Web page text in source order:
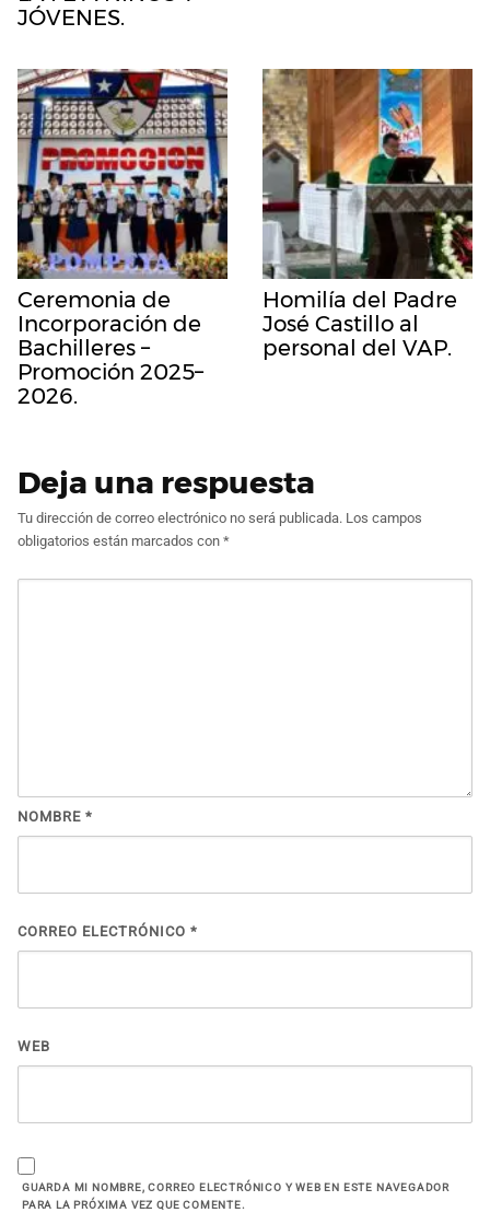
JÓVENES.
Ceremonia de
Incorporación de
Bachilleres –
Promoción 2025–
2026.
Homilía del Padre
José Castillo al
personal del VAP.
Deja una respuesta
Tu dirección de correo electrónico no será publicada. Los campos
obligatorios están marcados con *
NOMBRE *
CORREO ELECTRÓNICO *
WEB
GUARDA MI NOMBRE, CORREO ELECTRÓNICO Y WEB EN ESTE NAVEGADOR
PARA LA PRÓXIMA VEZ QUE COMENTE.